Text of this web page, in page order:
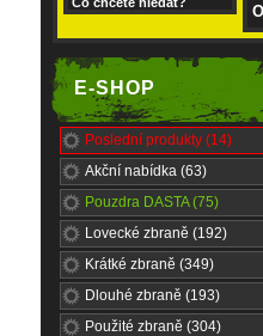
E-SHOP
Poslední produkty (14)
Akční nabídka (63)
Pouzdra DASTA (75)
Lovecké zbraně (192)
Krátké zbraně (349)
Dlouhé zbraně (193)
Použité zbraně (304)